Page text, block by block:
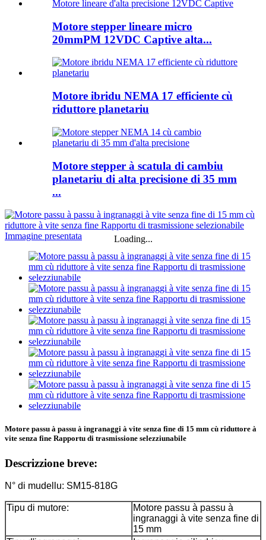
Motore stepper lineare micro
20mmPM 12VDC Captive alta...
Motore ibridu NEMA 17 efficiente cù
riduttore planetariu
Motore stepper à scatula di cambiu
planetariu di alta precisione di 35 mm
...
Loading...
Motore passu à passu à ingranaggi à vite senza fine di 15 mm cù riduttore à
vite senza fine Rapportu di trasmissione selezziunabile
Descrizzione breve:
N° di mudellu: SM15-818G
Tipu di mutore:
Motore passu à passu à
ingranaggi à vite senza fine di
15 mm